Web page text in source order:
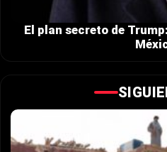
El plan secreto de